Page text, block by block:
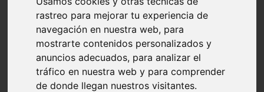
rastreo para mejorar tu experiencia de
navegación en nuestra web, para
mostrarte contenidos personalizados y
anuncios adecuados, para analizar el
tráfico en nuestra web y para comprender
de donde llegan nuestros visitantes.
Madrid - pozuelo-de-alarcón
Teruel - sarrión
Cádiz - algodonales
Illes-balears - inca
Madrid - madrid
Málaga - torremolinos
Asturias - oviedo
Cádiz - el-puerto-de-santa-maría